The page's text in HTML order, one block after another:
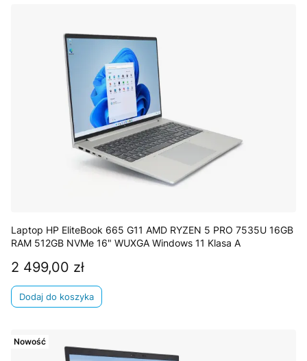
Laptop HP EliteBook 665 G11 AMD RYZEN 5 PRO 7535U 16GB
RAM 512GB NVMe 16" WUXGA Windows 11 Klasa A
Cena
2 499,00 zł
Dodaj do koszyka
Nowość